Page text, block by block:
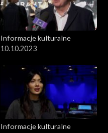
Informacje kulturalne
10.10.2023
Informacje kulturalne